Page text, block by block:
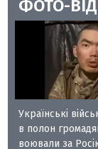
ФОТО-
Українські
в полон
воювали за